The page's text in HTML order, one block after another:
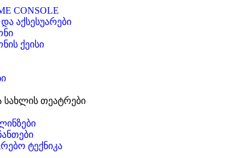
CONSOLE
აქსესუარები
ქეისი
სახლის თეატრები
ტექნიკა